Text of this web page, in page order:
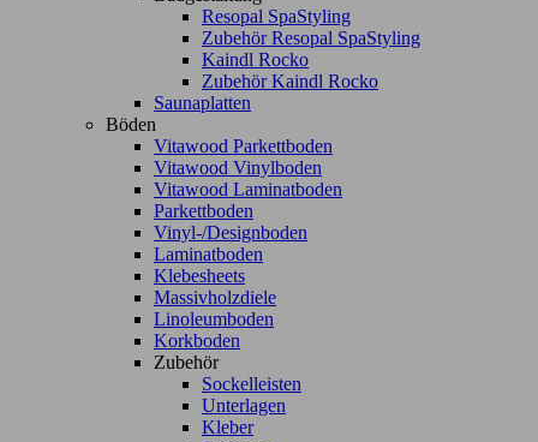
Resopal SpaStyling
Zubehör Resopal SpaStyling
Kaindl Rocko
Zubehör Kaindl Rocko
Saunaplatten
Böden
Vitawood Parkettboden
Vitawood Vinylboden
Vitawood Laminatboden
Parkettboden
Vinyl-/Designboden
Laminatboden
Klebesheets
Massivholzdiele
Linoleumboden
Korkboden
Zubehör
Sockelleisten
Unterlagen
Kleber